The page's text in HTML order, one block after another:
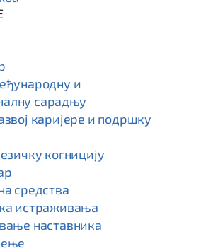
и
сарадњу
каријере и подршку
когницију
средства
истраживања
наставника